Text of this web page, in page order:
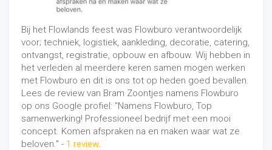
Bij het Flowlands feest was Flowburo verantwoordelijk
voor; techniek, logistiek, aankleding, decoratie, catering,
ontvangst, registratie, opbouw en afbouw. Wij hebben in
het verleden al meerdere keren samen mogen werken
met Flowburo en dit is ons tot op heden goed bevallen.
Lees de review van Bram Zoontjes namens Flowburo
op ons Google profiel: "Namens Flowburo, Top
samenwerking! Professioneel bedrijf met een mooi
concept. Komen afspraken na en maken waar wat ze
beloven." - 1 review